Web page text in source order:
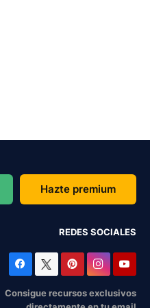
Hazte premium
REDES SOCIALES
Consigue recursos exclusivos